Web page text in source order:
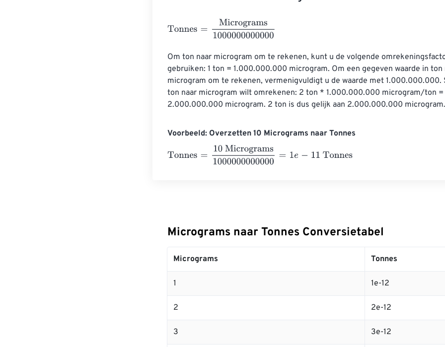
Tonnes Micrograms1000000000000
Om ton naar microgram om te rekenen, kunt u de volgende
gebruiken: 1 ton = 1.000.000.000 microgram. Om een ​​gegeven waarde in ton
microgram om te rekenen, vermenigvuldigt u de waarde met 1.000.000.000.
ton naar microgram wilt omrekenen: 2 ton * 1.000.000.000 microgram/ton =
2.000.000.000 microgram. 2 ton is dus gelijk aan 2.000.000.000 microgram.
Voorbeeld: Overzetten 10 Micrograms naar Tonnes
Tonnes
10 Micrograms1000000000000=1 e-11
Micrograms naar Tonnes Conversietabel
Micrograms Tonnes
1 1e-12
2 2e-12
3 3e-12